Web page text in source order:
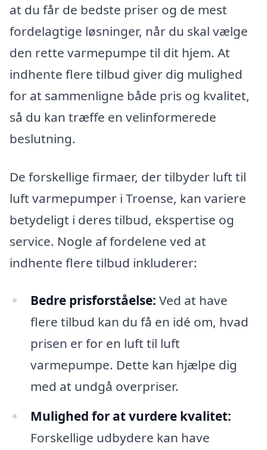
at du får de bedste priser og de mest
fordelagtige løsninger, når du skal vælge
den rette varmepumpe til dit hjem. At
indhente flere tilbud giver dig mulighed
for at sammenligne både pris og kvalitet,
så du kan træffe en velinformerede
beslutning.
De forskellige firmaer, der tilbyder luft til
luft varmepumper i Troense, kan variere
betydeligt i deres tilbud, ekspertise og
service. Nogle af fordelene ved at
indhente flere tilbud inkluderer:
Bedre prisforståelse: Ved at have
flere tilbud kan du få en idé om, hvad
prisen er for en luft til luft
varmepumpe. Dette kan hjælpe dig
med at undgå overpriser.
Mulighed for at vurdere kvalitet:
Forskellige udbydere kan have